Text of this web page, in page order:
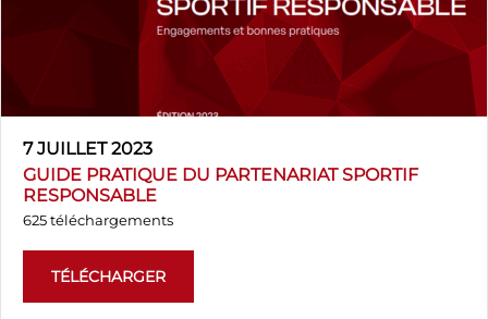
7 JUILLET 2023
GUIDE PRATIQUE DU PARTENARIAT SPORTIF
RESPONSABLE
625 téléchargements
TÉLÉCHARGER